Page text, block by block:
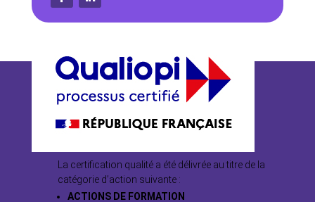
La certification qualité a été délivrée au titre de la
catégorie d’action suivante :
ACTIONS DE FORMATION